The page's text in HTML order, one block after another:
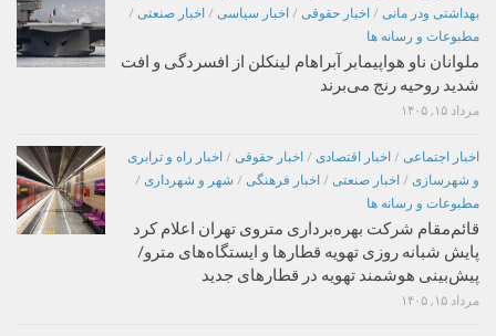
بهداشتی ودر مانی / اخبار حقوقی / اخبار سیاسی / اخبار صنعتی /
مطبوعات و رسانه ها
ملوانان ناو هواپیمابر آبراهام لینکلن از افسردگی و افت
شدید روحیه رنج می‌برند
مرداد ۱۵, ۱۴۰۵
اخبار اجتماعی / اخبار اقتصادی / اخبار حقوقی / اخبار راه و ترابری
و شهرسازی / اخبار صنعتی / اخبار فرهنگی / شهر و شهرداری /
مطبوعات و رسانه ها
قائم‌مقام شرکت بهره‌برداری متروی تهران اعلام کرد
پایش شبانه روزی تهویه قطارها و ایستگاه‌های مترو/
پیش‌بینی هوشمند تهویه در قطارهای جدید
مرداد ۱۵, ۱۴۰۵